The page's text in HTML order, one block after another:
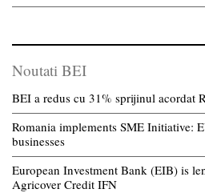
Noutati BEI
BEI a redus cu 31% sprijinul acordat
Romania implements SME Initiative:
businesses
European Investment Bank (EIB) is
Agricover Credit IFN